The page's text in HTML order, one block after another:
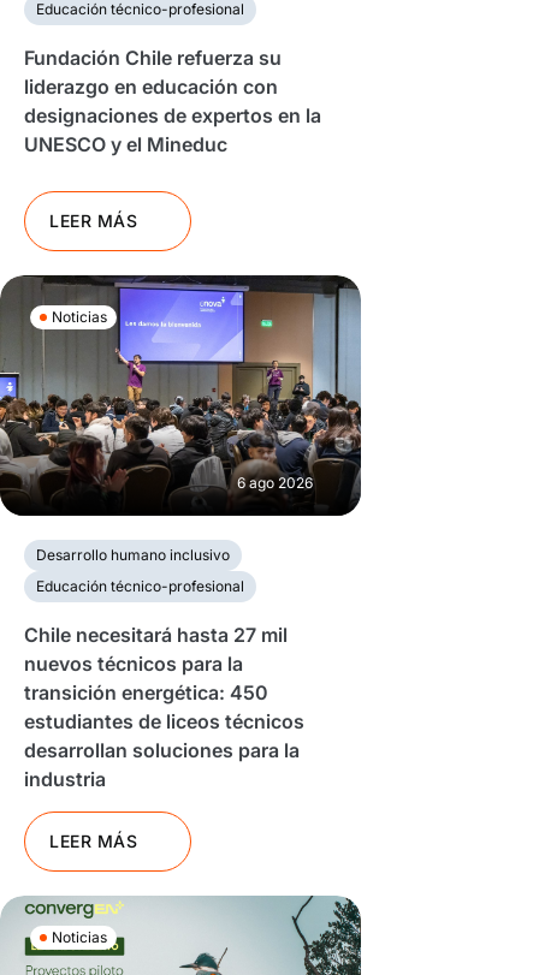
Educación técnico-profesional
Fundación Chile refuerza su
liderazgo en educación con
designaciones de expertos en la
UNESCO y el Mineduc
LEER MÁS
Noticias
6 ago 2026
Desarrollo humano inclusivo
Educación técnico-profesional
Chile necesitará hasta 27 mil
nuevos técnicos para la
transición energética: 450
estudiantes de liceos técnicos
desarrollan soluciones para la
industria
LEER MÁS
Noticias